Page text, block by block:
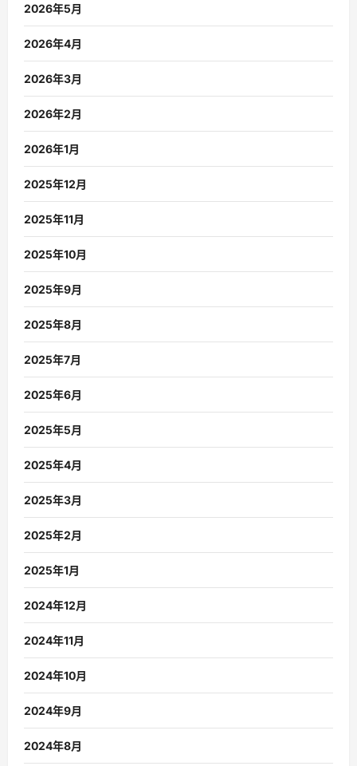
2026年5月
2026年4月
2026年3月
2026年2月
2026年1月
2025年12月
2025年11月
2025年10月
2025年9月
2025年8月
2025年7月
2025年6月
2025年5月
2025年4月
2025年3月
2025年2月
2025年1月
2024年12月
2024年11月
2024年10月
2024年9月
2024年8月